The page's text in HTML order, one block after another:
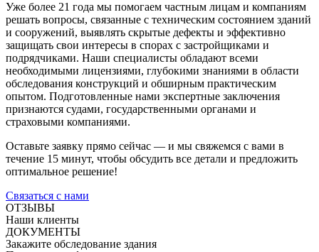
Уже более 21 года мы помогаем частным лицам и компаниям
решать вопросы, связанные с техническим состоянием зданий
и сооружений, выявлять скрытые дефекты и эффективно
защищать свои интересы в спорах с застройщиками и
подрядчиками. Наши специалисты обладают всеми
необходимыми лицензиями, глубокими знаниями в области
обследования конструкций и обширным практическим
опытом. Подготовленные нами экспертные заключения
признаются судами, государственными органами и
страховыми компаниями.
Оставьте заявку прямо сейчас — и мы свяжемся с вами в
течение 15 минут, чтобы обсудить все детали и предложить
оптимальное решение!
Связаться с нами
ОТЗЫВЫ
Наши клиенты
ДОКУМЕНТЫ
Закажите обследование здания